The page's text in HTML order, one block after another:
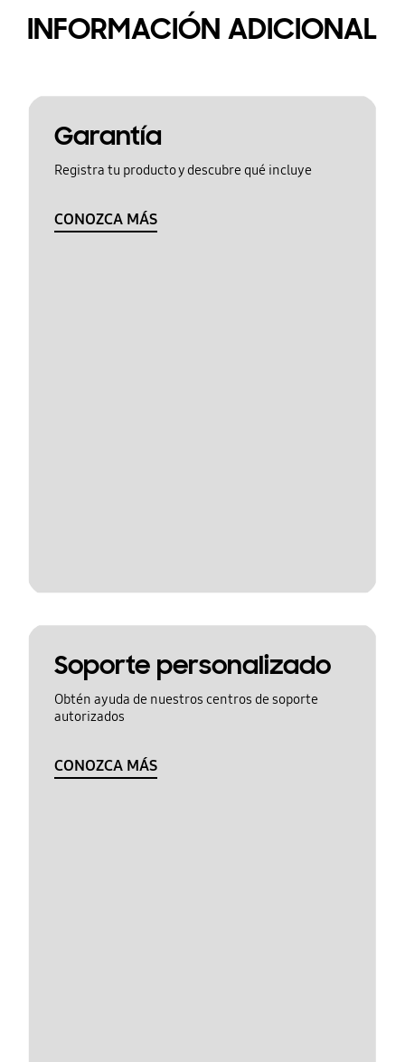
INFORMACIÓN ADICIONAL
Garantía
Registra tu producto y descubre qué incluye
CONOZCA MÁS
Soporte personalizado
Obtén ayuda de nuestros centros de soporte
autorizados
CONOZCA MÁS